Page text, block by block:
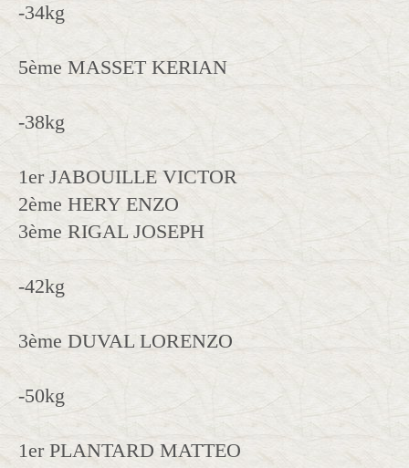
-34kg
5ème MASSET KERIAN
-38kg
1er JABOUILLE VICTOR
2ème HERY ENZO
3ème RIGAL JOSEPH
-42kg
3ème DUVAL LORENZO
-50kg
1er PLANTARD MATTEO